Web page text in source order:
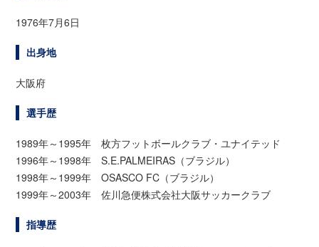
1976年7月6日
出身地
大阪府
選手歴
1989年～1995年 枚方フットボールクラブ・ユナイテッド
1996年～1998年 S.E.PALMEIRAS（ブラジル）
1998年～1999年 OSASCO FC（ブラジル）
1999年～2003年 佐川急便株式会社大阪サッカークラブ
指導歴